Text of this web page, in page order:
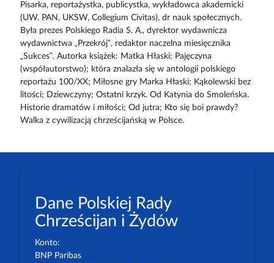
Pisarka, reportażystka, publicystka, wykładowca akademicki
(UW, PAN, UKSW, Collegium Civitas), dr nauk społecznych.
Była prezes Polskiego Radia S. A., dyrektor wydawnicza
wydawnictwa „Przekrój”, redaktor naczelna miesięcznika
„Sukces”. Autorka książek: Matka Hłaski; Pajęczyna
(współautorstwo); która znalazła się w antologii polskiego
reportażu 100/XX; Miłosne gry Marka Hłaski; Kąkolewski bez
litości; Dziewczyny; Ostatni krzyk. Od Katynia do Smoleńska.
Historie dramatów i miłości; Od jutra; Kto się boi prawdy?
Walka z cywilizacją chrześcijańską w Polsce.
Dane Polskiej Rady
Chrześcijan i Żydów
Konto:
BNP Paribas